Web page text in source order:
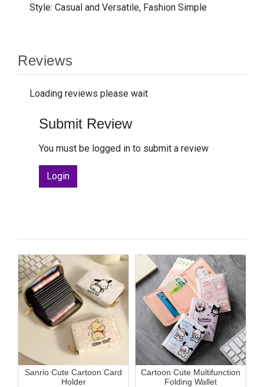
Style: Casual and Versatile, Fashion Simple
Reviews
Loading reviews please wait
Submit Review
You must be logged in to submit a review
Login
Sanrio Cute Cartoon Card
Holder
Cartoon Cute Multifunction
Folding Wallet